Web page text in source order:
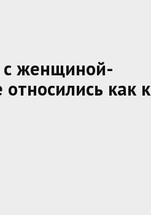
с женщиной-
как к